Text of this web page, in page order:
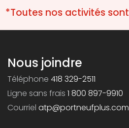
*Toutes nos activités
Nous joindre
Téléphone 418 329-2511
Ligne sans frais 1 800 897-9910
Courriel atp@portneufplus.com